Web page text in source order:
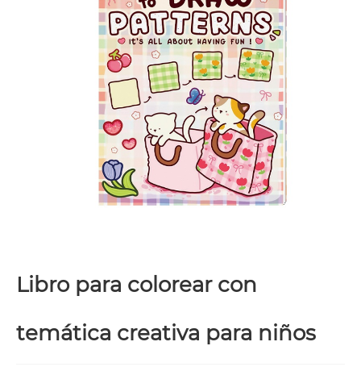
Libro para colorear con
temática creativa para niños